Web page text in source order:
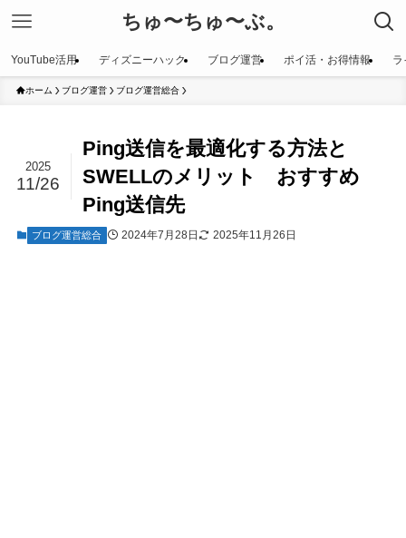
ちゅ〜ちゅ〜ぶ。
YouTube活用 ディズニーハック ブログ運営 ポイ活・お得情報
ホーム ブログ運営 ブログ運営総合
Ping送信を最適化する方法と
SWELLのメリット おすすめ
Ping送信先
2025
11/26
ブログ運営総合 2024年7月28日 2025年11月26日